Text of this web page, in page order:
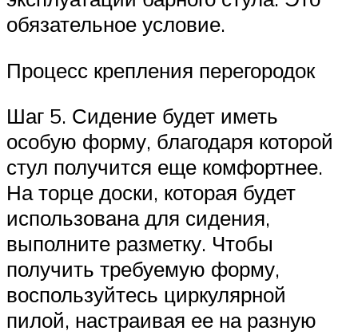
обязательное условие.
Процесс крепления перегородок
Шаг 5. Сидение будет иметь
особую форму, благодаря которой
стул получится еще комфортнее.
На торце доски, которая будет
использована для сидения,
выполните разметку. Чтобы
получить требуемую форму,
воспользуйтесь циркулярной
пилой, настраивая ее на разную